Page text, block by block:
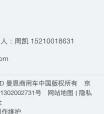
：周凯 15210018631
曼恩商用车中国版权所有
京
号 网站地图 | 隐私
维护